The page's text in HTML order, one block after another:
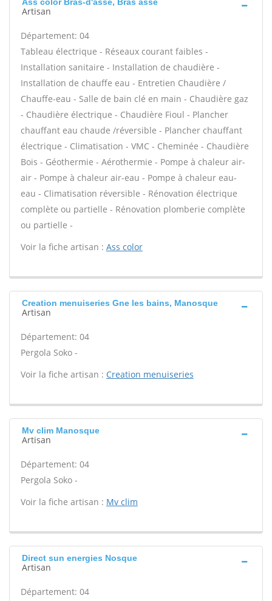
Artisan
Département: 04
Tableau électrique - Réseaux courant faibles -
Installation sanitaire - Installation de chaudière -
Installation de chauffe eau - Entretien Chaudière /
Chauffe-eau - Salle de bain clé en main - Chaudière gaz
- Chaudière électrique - Chaudière Fioul - Plancher
chauffant eau chaude /réversible - Plancher chauffant
électrique - Climatisation - VMC - Cheminée - Chaudière
Bois - Géothermie - Aérothermie - Pompe à chaleur air-
air - Pompe à chaleur air-eau - Pompe à chaleur eau-
eau - Climatisation réversible - Rénovation électrique
complète ou partielle - Rénovation plomberie complète
ou partielle -
Voir la fiche artisan : Ass color
Creation menuiseries Gne les bains, Manosque
Artisan
Département: 04
Pergola Soko -
Voir la fiche artisan : Creation menuiseries
Mv clim Manosque
Artisan
Département: 04
Pergola Soko -
Voir la fiche artisan : Mv clim
Direct sun energies Nosque
Artisan
Département: 04